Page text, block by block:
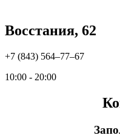
Восстания, 62
+7 (843) 564‒77‒67
10:00 - 20:00